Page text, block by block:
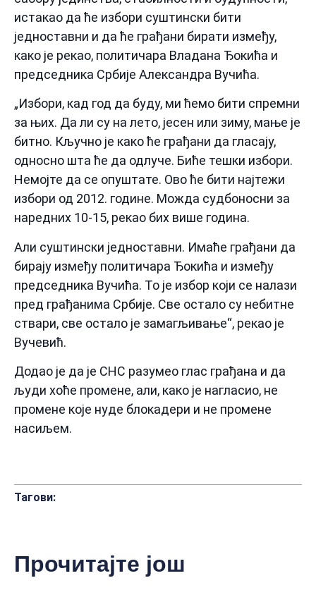
истакао да ће избори суштински бити
једноставни и да ће грађани бирати између,
како је рекао, политичара Владана Ђокића и
председника Србије Александра Вучића.
„Избори, кад год да буду, ми ћемо бити спремни
за њих. Да ли су на лето, јесен или зиму, мање је
битно. Кључно је како ће грађани да гласају,
односно шта ће да одлуче. Биће тешки избори.
Немојте да се опуштате. Ово ће бити најтежи
избори од 2012. године. Можда судбоносни за
наредних 10-15, рекао бих више година.
Али суштински једноставни. Имаће грађани да
бирају између политичара Ђокића и између
председника Вучића. То је избор који се налази
пред грађанима Србије. Све остало су небитне
ствари, све остало је замагљивање“, рекао је
Вучевић.
Додао је да је СНС разумео глас грађана и да
људи хоће промене, али, како је нагласио, не
промене које нуде блокадери и не промене
насиљем.
Тагови:
Прочитајте још